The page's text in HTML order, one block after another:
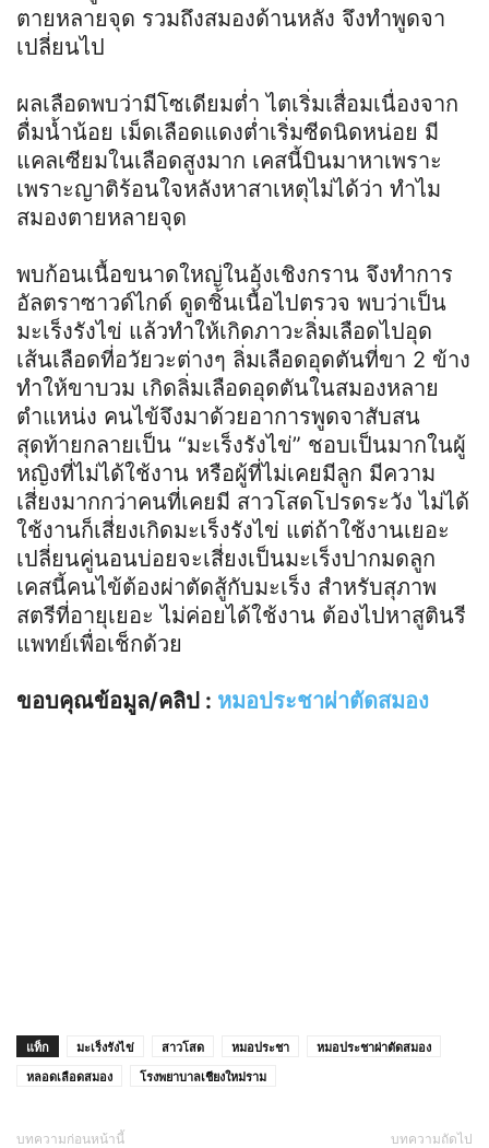
ตายหลายจุด รวมถึงสมองด้านหลัง จึงทำพูดจา
เปลี่ยนไป
ผลเลือดพบว่ามีโซเดียมต่ำ ไตเริ่มเสื่อมเนื่องจาก
ดื่มน้ำน้อย เม็ดเลือดแดงต่ำเริ่มซีดนิดหน่อย มี
แคลเซียมในเลือดสูงมาก เคสนี้บินมาหาเพราะ
เพราะญาติร้อนใจหลังหาสาเหตุไม่ได้ว่า ทำไม
สมองตายหลายจุด
พบก้อนเนื้อขนาดใหญ่ในอุ้งเชิงกราน จึงทำการ
อัลตราซาวด์ไกด์ ดูดชิ้นเนื้อไปตรวจ พบว่าเป็น
มะเร็งรังไข่ แล้วทำให้เกิดภาวะลิ่มเลือดไปอุด
เส้นเลือดที่อวัยวะต่างๆ ลิ่มเลือดอุดตันที่ขา 2 ข้าง
ทำให้ขาบวม เกิดลิ่มเลือดอุดตันในสมองหลาย
ตำแหน่ง คนไข้จึงมาด้วยอาการพูดจาสับสน
สุดท้ายกลายเป็น “มะเร็งรังไข่” ชอบเป็นมากในผู้
หญิงที่ไม่ได้ใช้งาน หรือผู้ที่ไม่เคยมีลูก มีความ
เสี่ยงมากกว่าคนที่เคยมี สาวโสดโปรดระวัง ไม่ได้
ใช้งานก็เสี่ยงเกิดมะเร็งรังไข่ แต่ถ้าใช้งานเยอะ
เปลี่ยนคู่นอนบ่อยจะเสี่ยงเป็นมะเร็งปากมดลูก
เคสนี้คนไข้ต้องผ่าตัดสู้กับมะเร็ง สำหรับสุภาพ
สตรีที่อายุเยอะ ไม่ค่อยได้ใช้งาน ต้องไปหาสูตินรี
แพทย์เพื่อเช็กด้วย
ขอบคุณข้อมูล/คลิป : หมอประชาผ่าตัดสมอง
แท็ก มะเร็งรังไข่ สาวโสด หมอประชา
หมอประชาผ่าตัดสมอง
หลอดเลือดสมอง
โรงพยาบาลเชียงใหม่ราม
บทความก่อนหน้านี้ บทความถัดไป